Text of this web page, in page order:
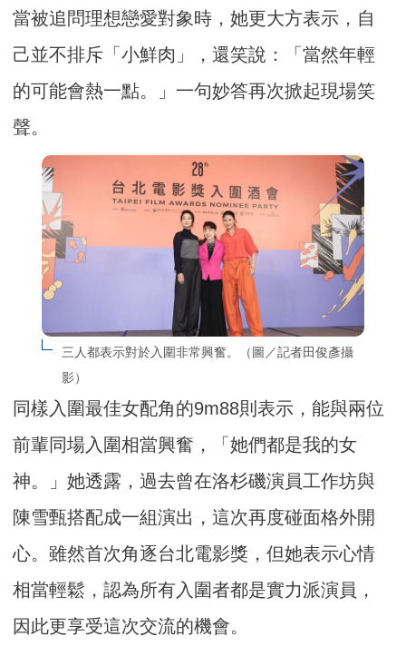
當被追問理想戀愛對象時，她更大方表示，自
己並不排斥「小鮮肉」，還笑說：「當然年輕
的可能會熱一點。」一句妙答再次掀起現場笑
聲。
三人都表示對於入圍非常興奮。（圖／記者田俊彥攝
影）
同樣入圍最佳女配角的9m88則表示，能與兩位
前輩同場入圍相當興奮，「她們都是我的女
神。」她透露，過去曾在洛杉磯演員工作坊與
陳雪甄搭配成一組演出，這次再度碰面格外開
心。雖然首次角逐台北電影獎，但她表示心情
相當輕鬆，認為所有入圍者都是實力派演員，
因此更享受這次交流的機會。